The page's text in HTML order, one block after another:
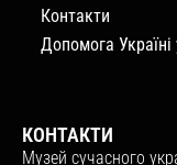
Контакти
Допомога Україні
КОНТАКТИ
Музей сучасного